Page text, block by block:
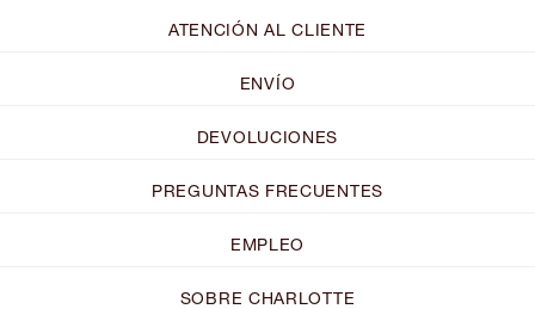
ATENCIÓN AL CLIENTE
ENVÍO
DEVOLUCIONES
PREGUNTAS FRECUENTES
EMPLEO
SOBRE CHARLOTTE